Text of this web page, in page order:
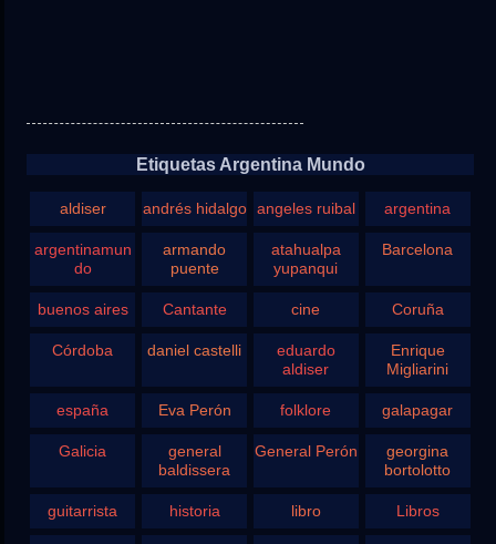
Etiquetas Argentina Mundo
aldiser andrés hidalgo angeles ruibal argentina
argentinamun
do
armando
puente
atahualpa
yupanqui
Barcelona
buenos aires Cantante cine Coruña
Córdoba daniel castelli
eduardo
aldiser
Enrique
Migliarini
españa Eva Perón folklore galapagar
Galicia
general
baldissera
General Perón
georgina
bortolotto
guitarrista historia libro Libros